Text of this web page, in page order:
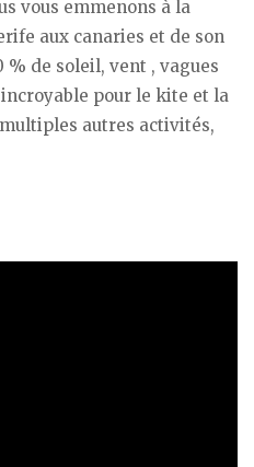
vous emmenons à la
aux canaries et de son
% de soleil, vent , vagues
pour le kite et la
autres activités,